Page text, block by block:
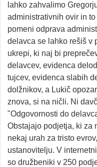
lahko zahvalimo
administrativnih ovir in
pomeni odprava
delavca se lahko rešiš v
ukrepi, ki naj bi
delavcev, evidenca
tujcev, evidenca slabih
dolžnikov, a Lukič
znova, si na ničli. Ni
"Odgovornosti do
Obstajajo podjetja, ki za
nekaj urah za tristo
ustanovitelju. V
so družbeniki v 250